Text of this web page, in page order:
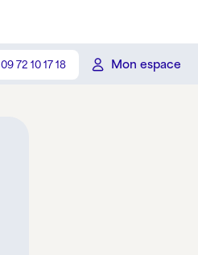
09 72 10 17 18 Mon espace